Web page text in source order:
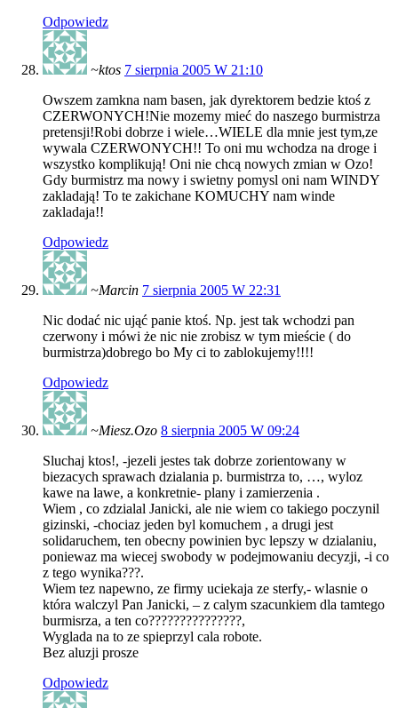
Odpowiedz
~ktos 7 sierpnia 2005 W 21:10
Owszem zamkna nam basen, jak dyrektorem bedzie ktoś z
CZERWONYCH!Nie mozemy mieć do naszego burmistrza
pretensji!Robi dobrze i wiele…WIELE dla mnie jest tym,ze
wywala CZERWONYCH!! To oni mu wchodza na droge i
wszystko komplikują! Oni nie chcą nowych zmian w Ozo!
Gdy burmistrz ma nowy i swietny pomysl oni nam WINDY
zakladają! To te zakichane KOMUCHY nam winde
zakladaja!!
Odpowiedz
~Marcin 7 sierpnia 2005 W 22:31
Nic dodać nic ująć panie ktoś. Np. jest tak wchodzi pan
czerwony i mówi że nic nie zrobisz w tym mieście ( do
burmistrza)dobrego bo My ci to zablokujemy!!!!
Odpowiedz
~Miesz.Ozo 8 sierpnia 2005 W 09:24
Sluchaj ktos!, -jezeli jestes tak dobrze zorientowany w
biezacych sprawach dzialania p. burmistrza to, …, wyloz
kawe na lawe, a konkretnie- plany i zamierzenia .
Wiem , co zdzialal Janicki, ale nie wiem co takiego poczynil
gizinski, -chociaz jeden byl komuchem , a drugi jest
solidaruchem, ten obecny powinien byc lepszy w dzialaniu,
poniewaz ma wiecej swobody w podejmowaniu decyzji, -i co
z tego wynika???.
Wiem tez napewno, ze firmy uciekaja ze sterfy,- wlasnie o
która walczyl Pan Janicki, – z calym szacunkiem dla tamtego
burmisrza, a ten co???????????????,
Wyglada na to ze spieprzyl cala robote.
Bez aluzji prosze
Odpowiedz